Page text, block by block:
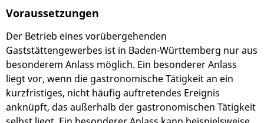
Voraussetzungen
Der Betrieb eines vorübergehenden
Gaststättengewerbes ist in Baden-Württemberg nur aus
besonderem Anlass möglich. Ein besonderer Anlass
liegt vor, wenn die gastronomische Tätigkeit an ein
kurzfristiges, nicht häufig auftretendes Ereignis
anknüpft, das außerhalb der gastronomischen Tätigkeit